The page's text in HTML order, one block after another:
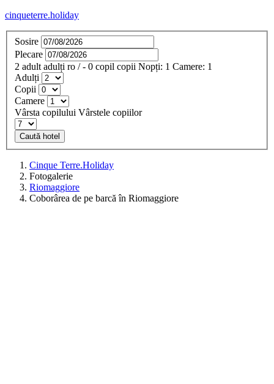
cinqueterre.holiday
Sosire
Plecare
2 adult adulți ro / - 0 copil copii Nopți: 1 Camere: 1
Adulți
Copii
Camere
Vârsta copilului Vârstele copiilor
Caută hotel
Cinque Terre.Holiday
Fotogalerie
Riomaggiore
Coborârea de pe barcă în Riomaggiore